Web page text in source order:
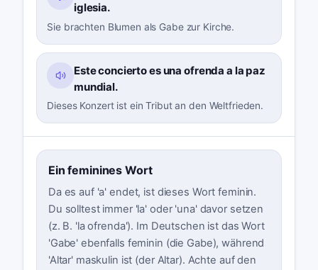
iglesia.
Sie brachten Blumen als Gabe zur Kirche.
Este concierto es una ofrenda a la paz
mundial.
Dieses Konzert ist ein Tribut an den Weltfrieden.
Ein feminines Wort
Da es auf 'a' endet, ist dieses Wort feminin.
Du solltest immer 'la' oder 'una' davor setzen
(z. B. 'la ofrenda'). Im Deutschen ist das Wort
'Gabe' ebenfalls feminin (die Gabe), während
'Altar' maskulin ist (der Altar). Achte auf den